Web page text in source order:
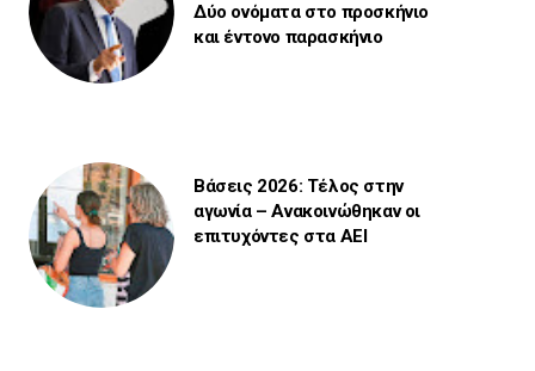
Δύο ονόματα στο προσκήνιο
και έντονο παρασκήνιο
Βάσεις 2026: Τέλος στην
αγωνία – Ανακοινώθηκαν οι
επιτυχόντες στα ΑΕΙ